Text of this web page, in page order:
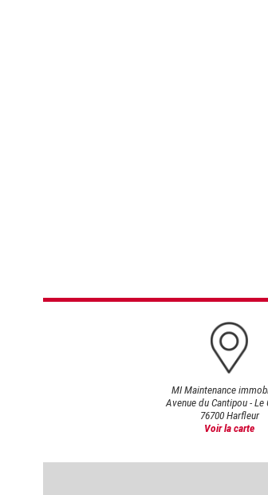
MI Maintenance
Avenue du Cantipou - Le
76700 Harfleur
Voir la carte